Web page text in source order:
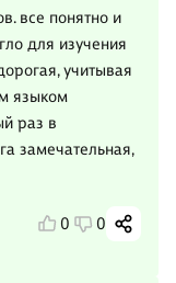
все понятно и
для изучения
учитывая
языком
раз в
замечательная,
0 0